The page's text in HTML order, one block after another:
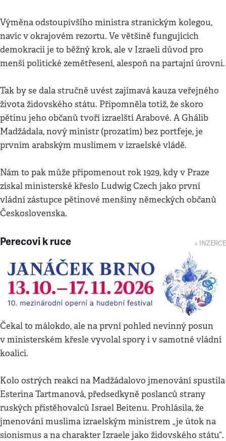
Výměna odstoupivšího ministra stranickým kolegou,
navíc v okrajovém rezortu. Ve většině fungujících
demokracií je to běžný krok, ale v Izraeli důvod pro
menší politické zemětřesení, alespoň na partajní úrovni.
Tak by se dala stručně uvést zajímavá kauza veřejného
života židovského státu. Připomněla totiž, že skoro
pětinu jeho občanů tvoří izraelští Arabové. A Ghálib
Madžádala, nový ministr (prozatím) bez portfeje, je
prvním arabským muslimem v izraelské vládě.
Nám to pak může připomenout rok 1929, kdy v Praze
získal ministerské křeslo Ludwig Czech jako první
vládní zástupce pětinové menšiny německých občanů
Československa.
Perecovi k ruce ↓ INZERCE
Čekal to málokdo, ale na první pohled nevinný posun
v ministerském křesle vyvolal spory i v samotné vládní
koalici.
Kolo ostrých reakcí na Madžádalovo jmenování spustila
Esterina Tartmanová, předsedkyně poslanců strany
ruských přistěhovalců Israel Beitenu. Prohlásila, že
jmenování muslima izraelským ministrem „je útok na
sionismus a na charakter Izraele jako židovského státu“.